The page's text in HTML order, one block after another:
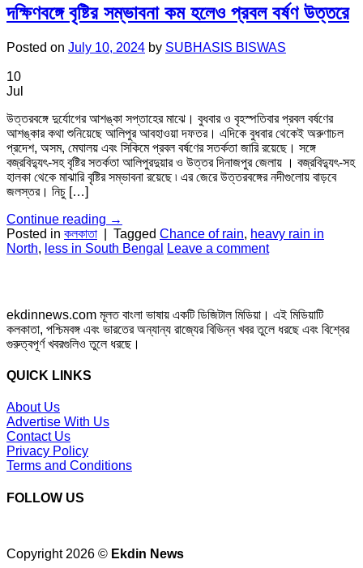
দক্ষিণবঙ্গে বৃষ্টির সম্ভাবনা কম হলেও প্রবল বর্ষণ উত্তরে
Posted on July 10, 2024 by SUBHASIS BISWAS
10
Jul
উত্তরবঙ্গে দুর্যোগের আশঙ্কা সপ্তাহের মাঝে। বুধবার ও বৃহস্পতিবার প্রবল বর্ষণের
আশঙ্কার কথা শুনিয়েছে আলিপুর আবহাওয়া দফতর। এদিকে বুধবার থেকেই অরুণাচল
প্রদেশ, অসম, মেঘালয় এবং সিকিমে প্রবল বর্ষণের সতর্কতা জারি রয়েছে। সঙ্গে
বজ্রবিদ্যুৎ-সহ বৃষ্টির সতর্কতা আলিপুরদুয়ার ও উত্তর দিনাজপুর জেলায় । বজ্রবিদ্যুৎ-সহ
হালকা থেকে মাঝারি বৃষ্টির সম্ভাবনা রয়েছে ৷ এর জেরে উত্তরবঙ্গের নদীগুলোয় বাড়বে
জলস্তর। নিচু […]
Continue reading →
Posted in কলকাতা Tagged Chance of rain, heavy rain in
North, less in South Bengal Leave a comment
ekdinnews.com মূলত বাংলা ভাষায় একটি ডিজিটাল মিডিয়া। এই মিডিয়াটি
কলকাতা, পশ্চিমবঙ্গ এবং ভারতের অন্যান্য রাজ্যের বিভিন্ন খবর তুলে ধরছে এবং বিশ্বের
গুরুত্বপূর্ণ খবরগুলিও তুলে ধরছে।
QUICK LINKS
About Us
Advertise With Us
Contact Us
Privacy Policy
Terms and Conditions
FOLLOW US
Copyright 2026 © Ekdin News